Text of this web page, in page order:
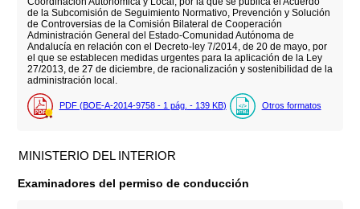
de la Subcomisión de Seguimiento Normativo, Prevención y Solución
de Controversias de la Comisión Bilateral de Cooperación
Administración General del Estado-Comunidad Autónoma de
Andalucía en relación con el Decreto-ley 7/2014, de 20 de mayo, por
el que se establecen medidas urgentes para la aplicación de la Ley
27/2013, de 27 de diciembre, de racionalización y sostenibilidad de la
administración local.
PDF (BOE-A-2014-9758 - 1 pág. - 139 KB) Otros formatos
MINISTERIO DEL INTERIOR
Examinadores del permiso de conducción